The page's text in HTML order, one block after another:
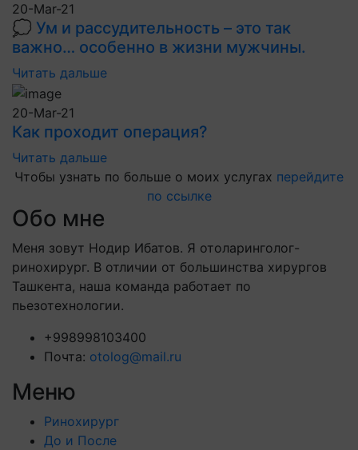
20-Mar-21
💭 Ум и рассудительность – это так
важно… особенно в жизни мужчины.
Читать дальше
20-Mar-21
Как проходит операция?
Читать дальше
Чтобы узнать по больше о моих услугах перейдите
по ссылке
Обо мне
Меня зовут Нодир Ибатов. Я отоларинголог-
ринохирург. В отличии от большинства хирургов
Ташкента, наша команда работает по
пьезотехнологии.
+998998103400
Почта: otolog@mail.ru
Меню
Ринохирург
До и После